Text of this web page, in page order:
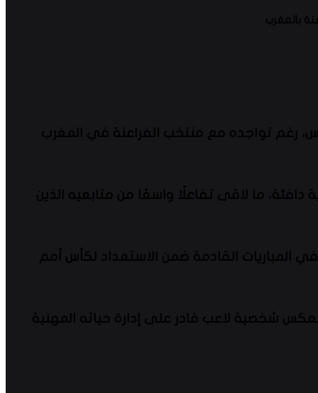
بالمغرب
رغم تواجده مع منتخب الفراعنة في المغرب
ما لاقى تفاعلًا واسعًا من متابعيه الذين
المباريات القادمة ضمن الاستعداد لكأس أمم
شخصية لاعب قادر على إدارة حياته المهنية